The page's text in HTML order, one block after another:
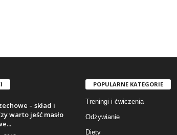
– skład i
warto jeść masło
POPULARNE KATEGORIE
Treningi i ćwiczenia
Odżywianie
Diety